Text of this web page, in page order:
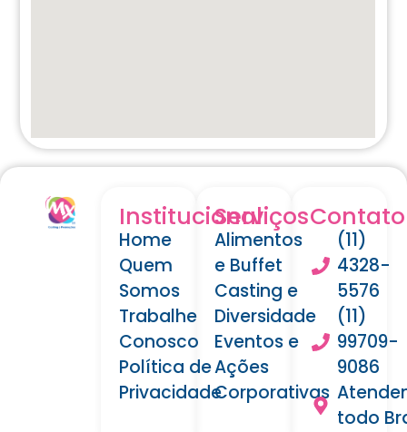
Institucional
Home
Quem
Somos
Trabalhe
Conosco
Política de
Privacidade
Serviços
Alimentos
e Buffet
Casting e
Diversidade
Eventos e
Ações
Corporativas
Contato
(11)
4328-
5576
(11)
99709-
9086
todo